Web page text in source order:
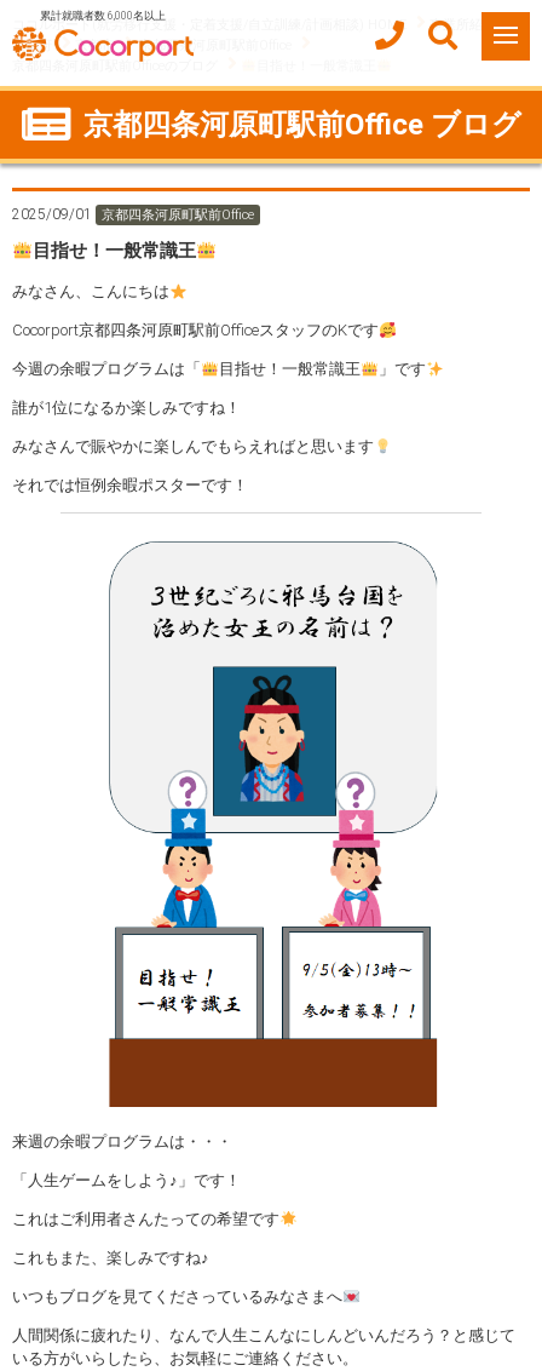
累計就職者数 6,000名以上
ココルポート(就労移行支援・定着支援/自立訓練/計画相談) HOME
事業所紹介
京都府
京都市
京都四条河原町駅前Office
京都四条河原町駅前Officeのブログ
京都四条河原町駅前Office ブログ
2025/09/01 京都四条河原町駅前Office
目指せ！一般常識王
みなさん、こんにちは
Cocorport京都四条河原町駅前OfficeスタッフのKです
今週の余暇プログラムは「 目指せ！一般常識王 」です
誰が1位になるか楽しみですね！
みなさんで賑やかに楽しんでもらえればと思います
それでは恒例余暇ポスターです！
来週の余暇プログラムは・・・
「人生ゲームをしよう♪」です！
これはご利用者さんたっての希望です
これもまた、楽しみですね♪
いつもブログを見てくださっているみなさまへ
人間関係に疲れたり、なんで人生こんなにしんどいんだろう？と感じて
いる方がいらしたら、お気軽にご連絡ください。